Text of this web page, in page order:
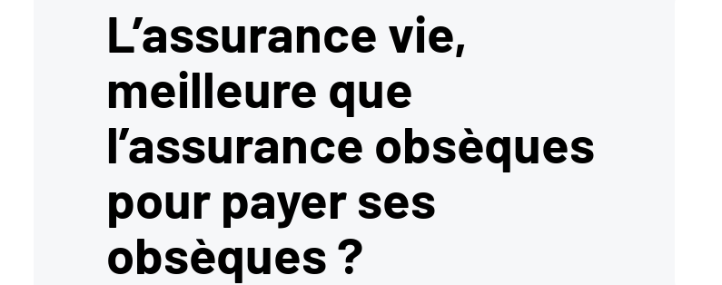
L’assurance vie,
meilleure que
l’assurance obsèques
pour payer ses
obsèques ?